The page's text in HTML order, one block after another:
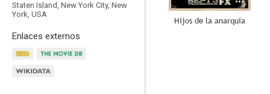
Staten Island, New York City, New
York, USA
Enlaces externos
Hijos de la anarquía